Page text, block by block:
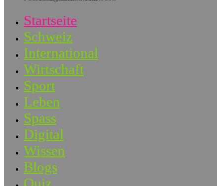
Startseite
Schweiz
International
Wirtschaft
Sport
Leben
Spass
Digital
Wissen
Blogs